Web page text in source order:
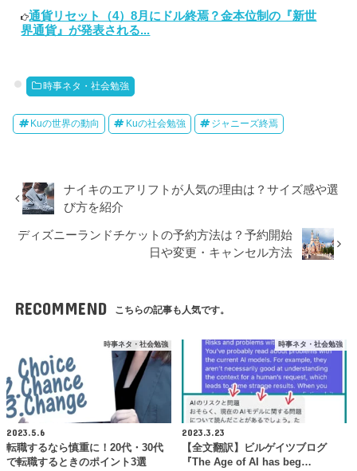
通貨リセット（4）8月にドル終焉？金本位制の『新世
界通貨』が発表される...
時事ネタ・社会勉強
Kuの世界の動向 Kuの社会勉強 ジャニーズ終焉
ナイキのエアリフトが人気の理由は？サイズ感や選
び方を紹介
ディズニーランドチケットの予約方法は？予約開始
日や変更・キャンセル方法
RECOMMEND こちらの記事も人気です。
時事ネタ・社会勉強
2023.5.6
転職するなら慎重に！20代・30代
で転職するときのポイント3選
時事ネタ・社会勉強
2023.3.23
【全文翻訳】ビルゲイツブログ
『The Age of AI has beg…